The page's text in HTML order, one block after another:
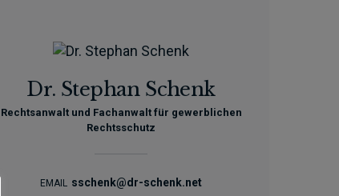
Dr. Stephan Schenk
Rechtsanwalt und Fachanwalt für gewerblichen
Rechtsschutz
EMAIL sschenk@dr-schenk.net